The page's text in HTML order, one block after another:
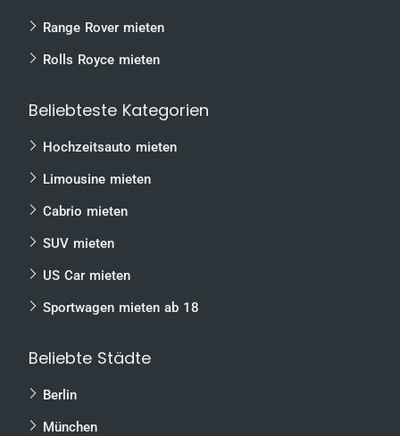
Range Rover mieten
Rolls Royce mieten
Beliebteste Kategorien
Hochzeitsauto mieten
Limousine mieten
Cabrio mieten
SUV mieten
US Car mieten
Sportwagen mieten ab 18
Beliebte Städte
Berlin
München